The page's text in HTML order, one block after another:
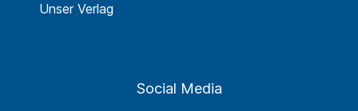
Unser Verlag
Social Media